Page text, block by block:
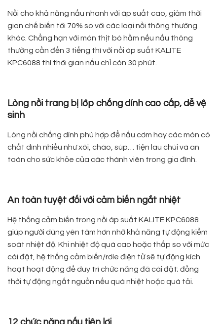
Nồi cho khả năng nấu nhanh với áp suất cao, giảm thời
gian chế biến tới 70% so với các loại nồi thông thường
khác. Chẳng hạn với món thịt bò hầm nếu nấu thông
thường cần đến 3 tiếng thì với nồi áp suất KALITE
KPC6088 thì thời gian nấu chỉ còn 30 phút.
Lòng nồi trang bị lớp chống dính cao cấp, dễ vệ
sinh
Lòng nồi chống dính phù hợp để nấu cơm hay các món có
chất dính nhiều như xôi, cháo, súp… tiện lau chùi và an
toàn cho sức khỏe của các thành viên trong gia đình.
An toàn tuyệt đối với cảm biến ngắt nhiệt
Hệ thống cảm biến trong nồi áp suất KALITE KPC6088
giúp người dùng yên tâm hơn nhờ khả năng tự động kiểm
soát nhiệt độ. Khi nhiệt độ quá cao hoặc thấp so với mức
cài đặt, hệ thống cảm biến/rơle điện tử sẽ tự động kích
hoạt hoạt động để duy trì chức năng đã cài đặt; đồng
thời tự động ngắt nguồn nếu quá nhiệt hoặc quá tải.
12 chức năng nấu tiện lợi